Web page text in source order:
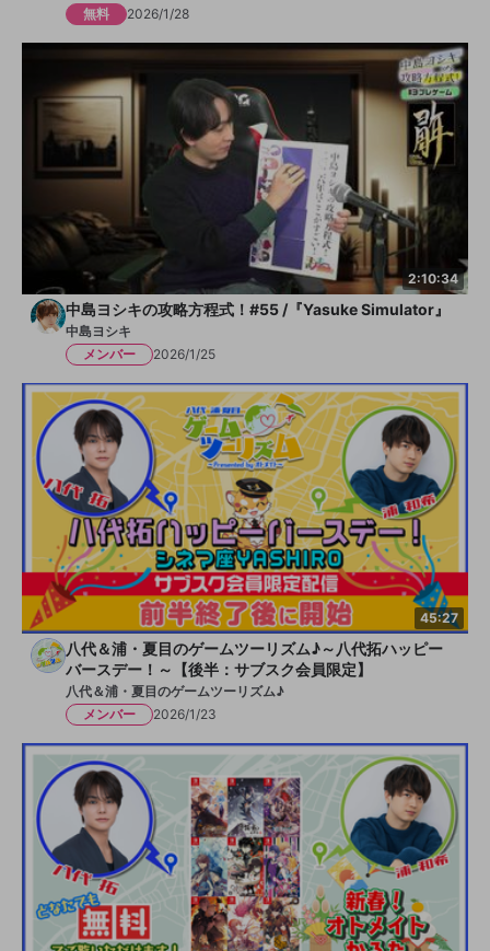
無料
2026/1/28
2:10:34
中島ヨシキの攻略方程式！#55 /『Yasuke Simulator』
中島ヨシキ
メンバー
2026/1/25
45:27
八代＆浦・夏目のゲームツーリズム♪～八代拓ハッピー
バースデー！～【後半：サブスク会員限定】
八代＆浦・夏目のゲームツーリズム♪
メンバー
2026/1/23